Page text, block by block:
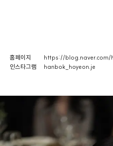
홈페이지
https://blog.naver.com/
인스타그램
hanbok_hoyeon.je